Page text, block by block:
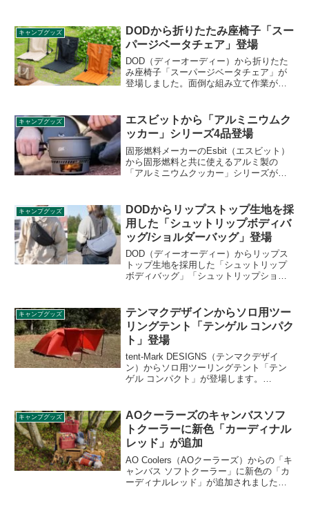
温・保冷が可能です。詳細をレビューし
ます。
キャンプグッズ
DODから折りたたみ座椅子「スー
パージベータチェア」登場
DOD（ディーオーディー）から折りたた
み座椅子「スーパージベータチェア」が
登場しました。面倒な組み立て作業が不
にくつろぐことができます。背面と座面
の生地に断熱シートが入っており、背中
やおしりの冷えを軽減します。詳細をレ
ビューします。
キャンプグッズ
エスビットから「アルミニウムク
ッカー」シリーズ4品登場
固形燃料メーカーのEsbit（エスビット）
から固形燃料と共に使えるアルミ製の
「アルミニウムクッカー」シリーズが新
て使えるクッカーシリーズです。詳細を
レビューします。
キャンプグッズ
DODからリップストップ生地を採
用した「シュットリップボディバ
ッグ/ショルダーバッグ」登場
DOD（ディーオーディー）からリップス
トップ生地を採用した「シュットリップ
ボディバッグ」「シュットリップショル
軽量で耐久性に優れ、摩耗や引き裂きに
も強いリップストップ生地を採用してい
ます。詳細をレビューします。
キャンプグッズ
テンマクデザインからソロ用ツー
リングテント「テンゲル コンパク
ト」登場
tent-Mark DESIGNS（テンマクデザイ
ン）からソロ用ツーリングテント「テン
ゲル コンパクト」が登場します。
す。2022年4月下旬発売予定とのこと。詳
細をレビューします。
キャンプグッズ
AOクーラーズのキャンバスソフ
トクーラーに新色「カーディナル
レッド」が追加
AO Coolers（AOクーラーズ）からの「キ
ャンバス ソフトクーラー」に新色の「カ
ーディナルレッド」が追加されました。